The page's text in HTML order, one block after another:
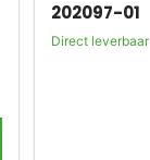
202097-01
Direct leverbaar